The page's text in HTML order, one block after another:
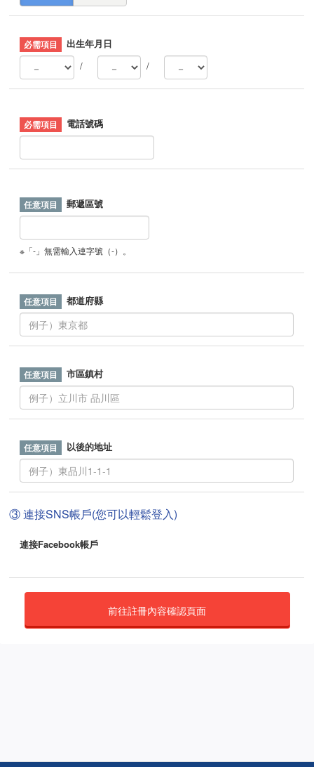
出生年月日
/
/
電話號碼
郵遞區號
※「-」無需輸入連字號（-）。
都道府縣
市區鎮村
以後的地址
③ 連接SNS帳戶(您可以輕鬆登入)
連接Facebook帳戶